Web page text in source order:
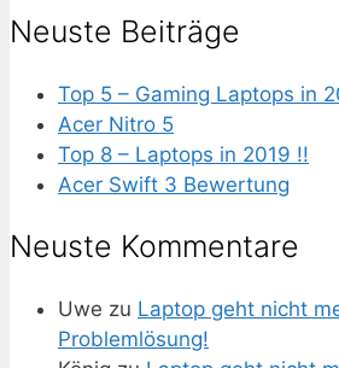
Neuste Beiträge
Top 5 – Gaming Laptops in
Acer Nitro 5
Top 8 – Laptops in 2019 !!
Acer Swift 3 Bewertung
Neuste Kommentare
Uwe zu Laptop geht nicht
Problemlösung!